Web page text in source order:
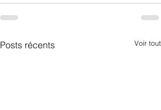
Posts récents Voir tout